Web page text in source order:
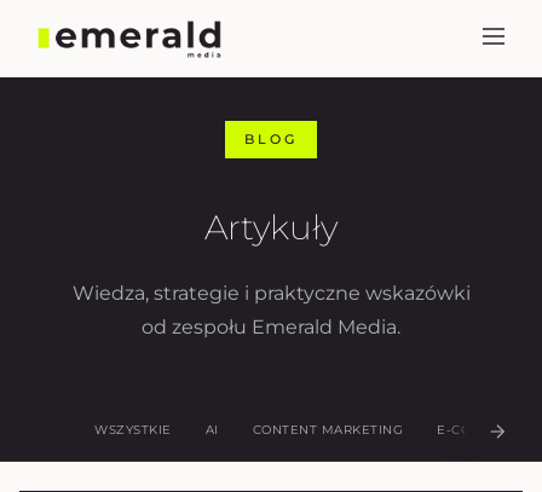
BLOG
Artykuły
Wiedza, strategie i praktyczne wskazówki
od zespołu Emerald Media.
WSZYSTKIE AI CONTENT MARKETING E-COMMERCE